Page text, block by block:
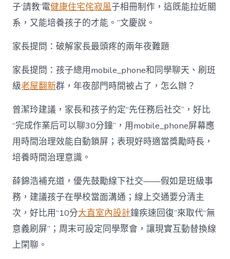
子‘請教’電健康住宅侘寂風子相冊制作，這既能拉近關
系，又能培養孩子的才能。”文慶說。
家長提問：破解家長最頭疼的兩年夜難題
家長提問：孩子總用mobile_phone和同學聊天、刷班
級老屋翻新群，年夜部門時間被占了，怎么辦？
曾潔玲建議，家長和孩子約定“先任務后社交”，好比
“完成作業后可以聊30分鐘”，用mobile_phone屏幕應
用時間治理效能自動鎖屏；表現好時適當獎勵時長，
培養時間治理意識。
薛錦浩補充道，優先鼓勵線下社交——假如是班級事
務，建議孩子在學校當面溝通；線上交通要分清主
次，好比用“10分大直室內設計鐘疾速回復”來取代“無
意義刷屏”；周末可設定同學聚會，讓現實互動替換線
上閑聊。